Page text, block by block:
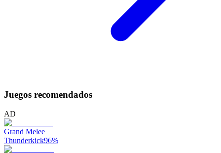
Juegos recomendados
AD
Grand Melee
Thunderkick96%